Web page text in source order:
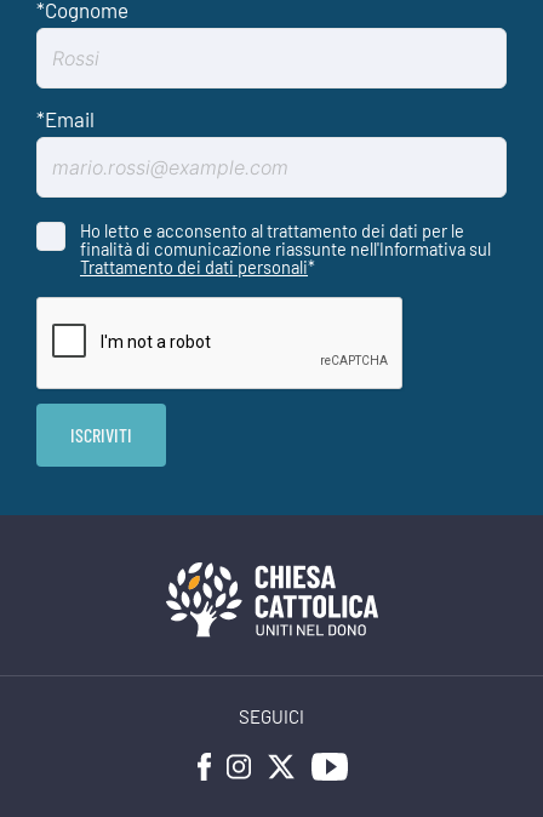
Ho letto e acconsento al trattamento dei dati per le
finalità di comunicazione riassunte nell'Informativa sul
Trattamento dei dati personali*
SEGUICI